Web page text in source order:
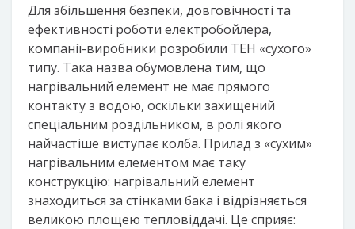
Для збільшення безпеки, довговічності та
ефективності роботи електробойлера,
компанії-виробники розробили ТЕН «сухого»
типу. Така назва обумовлена тим, що
нагрівальний елемент не має прямого
контакту з водою, оскільки захищений
спеціальним роздільником, в ролі якого
найчастіше виступає колба. Прилад з «сухим»
нагрівальним елементом має таку
конструкцію: нагрівальний елемент
знаходиться за стінками бака і відрізняється
великою площею тепловіддачі. Це сприяє: